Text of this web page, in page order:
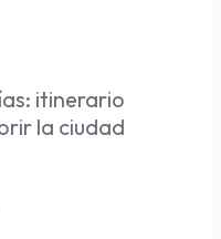
itinerario
la ciudad